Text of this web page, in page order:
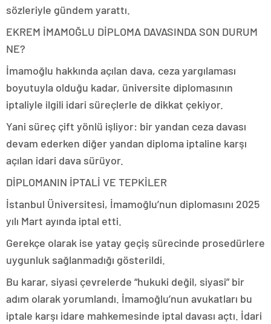
sözleriyle gündem yarattı.
EKREM İMAMOĞLU DİPLOMA DAVASINDA SON DURUM
NE?
İmamoğlu hakkında açılan dava, ceza yargılaması
boyutuyla olduğu kadar, üniversite diplomasının
iptaliyle ilgili idari süreçlerle de dikkat çekiyor.
Yani süreç çift yönlü işliyor: bir yandan ceza davası
devam ederken diğer yandan diploma iptaline karşı
açılan idari dava sürüyor.
DİPLOMANIN İPTALİ VE TEPKİLER
İstanbul Üniversitesi, İmamoğlu’nun diplomasını 2025
yılı Mart ayında iptal etti.
Gerekçe olarak ise yatay geçiş sürecinde prosedürlere
uygunluk sağlanmadığı gösterildi.
Bu karar, siyasi çevrelerde “hukuki değil, siyasi” bir
adım olarak yorumlandı. İmamoğlu’nun avukatları bu
iptale karşı idare mahkemesinde iptal davası açtı. İdari